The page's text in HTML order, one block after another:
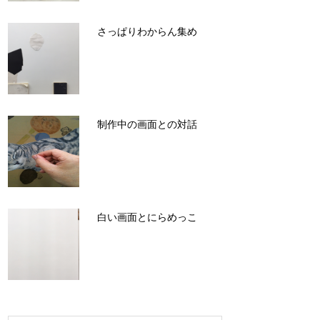
さっぱりわからん集め
制作中の画面との対話
白い画面とにらめっこ